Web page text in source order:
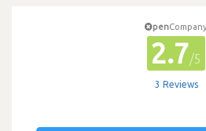
pen
2.7/5
3 Reviews